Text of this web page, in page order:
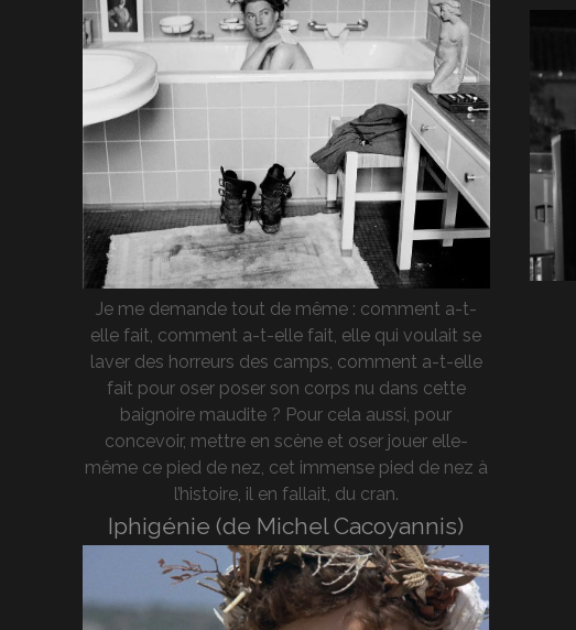
Je me demande tout de même : comment a-t-
elle fait, comment a-t-elle fait, elle qui voulait se
laver des horreurs des camps, comment a-t-elle
fait pour oser poser son corps nu dans cette
baignoire maudite ? Pour cela aussi, pour
concevoir, mettre en scène et oser jouer elle-
même ce pied de nez, cet immense pied de nez à
l’histoire, il en fallait, du cran.
Iphigénie (de Michel Cacoyannis)